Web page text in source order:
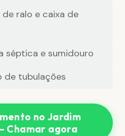
ralo e caixa de
séptica e sumidouro
de tubulações
no Jardim
Chamar agora